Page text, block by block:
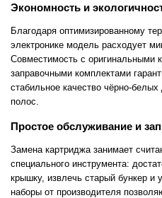
Экономность и
Благодаря оптимизированному
электронике модель расходует
Совместимость с
заправочными комплектами
стабильное качество чёрно-
полос.
Простое обслуживание и
Замена картриджа занимает
специального инструмента:
крышку, извлечь старый бункер и
наборы от производителя